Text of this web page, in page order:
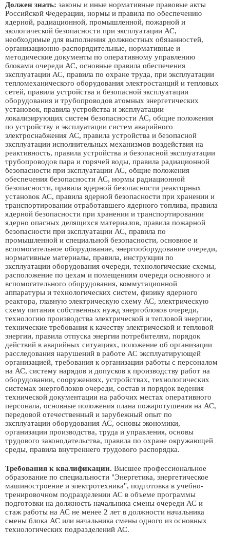
Должен знать: законы и иные нормативные правовые акты
Российской Федерации, нормы и правила по обеспечению
ядерной, радиационной, промышленной, пожарной и
экологической безопасности при эксплуатации АС,
необходимые для выполнения должностных обязанностей,
организационно-распорядительные, нормативные и
методические документы по оперативному управлению
блоками очереди АС, основные правила обеспечения
эксплуатации АС, правила по охране труда, при эксплуатации
тепломеханического оборудования электростанций и тепловых
сетей, правила устройства и безопасной эксплуатации
оборудования и трубопроводов атомных энергетических
установок, правила устройства и эксплуатации
локализирующих систем безопасности АС, общие положения
по устройству и эксплуатации систем аварийного
электроснабжения АС, правила устройства и безопасной
эксплуатации исполнительных механизмов воздействия на
реактивность, правила устройства и безопасной эксплуатации
трубопроводов пара и горячей воды, правила радиационной
безопасности при эксплуатации АС, общие положения
обеспечения безопасности АС, нормы радиационной
безопасности, правила ядерной безопасности реакторных
установок АС, правила ядерной безопасности при хранении и
транспортировании отработавшего ядерного топлива, правила
ядерной безопасности при хранении и транспортировании
ядерно опасных делящихся материалов, правила пожарной
безопасности при эксплуатации АС, правила по
промышленной и специальной безопасности, основное и
вспомогательное оборудование, энергооборудование очереди,
нормативные материалы, правила, инструкции по
эксплуатации оборудования очереди, технологические схемы,
расположение по цехам и помещениям очереди основного и
вспомогательного оборудования, коммутационной
аппаратуры и технологических систем, физику ядерного
реактора, главную электрическую схему АС, электрическую
схему питания собственных нужд энергоблоков очереди,
технологию производства электрической и тепловой энергии,
технические требования к качеству электрической и тепловой
энергии, правила отпуска энергии потребителям, порядок
действий в аварийных ситуациях, положение об организации
расследования нарушений в работе АС эксплуатирующей
организацией, требования к организации работы с персоналом
на АС, систему нарядов и допусков к производству работ на
оборудовании, сооружениях, устройствах, технологических
системах энергоблоков очереди, состав и порядок ведения
технической документации на рабочих местах оперативного
персонала, основные положения плана пожаротушения на АС,
передовой отечественный и зарубежный опыт по
эксплуатации оборудования АС, основы экономики,
организации производства, труда и управления, основы
трудового законодательства, правила по охране окружающей
среды, правила внутреннего трудового распорядка.
Требования к квалификации. Высшее профессиональное
образование по специальности "Энергетика, энергетическое
машиностроение и электротехника", подготовка в учебно-
тренировочном подразделении АС в объеме программы
подготовки на должность начальника смены очереди АС и
стаж работы на АС не менее 2 лет в должности начальника
смены блока АС или начальника смены одного из основных
технологических подразделений АС.